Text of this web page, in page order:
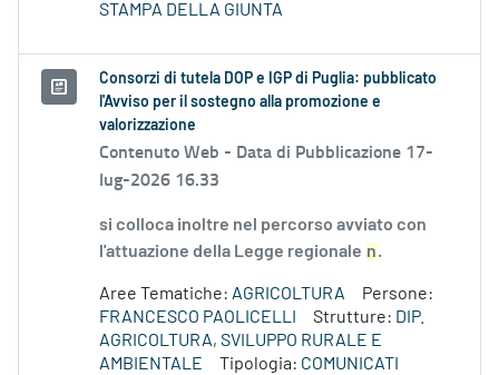
STAMPA DELLA GIUNTA
Consorzi di tutela DOP e IGP di Puglia: pubblicato
l'Avviso per il sostegno alla promozione e
valorizzazione
Contenuto Web - Data di Pubblicazione 17-
lug-2026 16.33
si colloca inoltre nel percorso avviato con
l'attuazione della Legge regionale n.
Aree Tematiche: AGRICOLTURA
Persone:
FRANCESCO PAOLICELLI
Strutture: DIP.
AGRICOLTURA, SVILUPPO RURALE E
AMBIENTALE
Tipologia: COMUNICATI